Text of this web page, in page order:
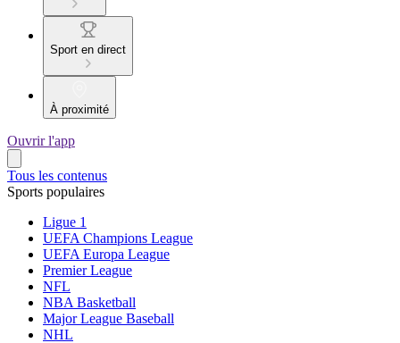
Sport en direct
À proximité
Ouvrir l'app
Tous les contenus
Sports populaires
Ligue 1
UEFA Champions League
UEFA Europa League
Premier League
NFL
NBA Basketball
Major League Baseball
NHL